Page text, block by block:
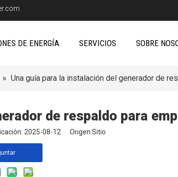
DE ENERGÍA SERVICIOS SOBRE
» Una guía para la instalación del generador de
de respaldo para
2025-08-12 Origen:Sitio